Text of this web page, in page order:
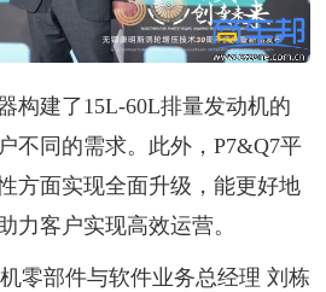
构建了15L-60L排量发动机的
不同的需求。此外，P7&Q7平
方面实现全面升级，能更好地
力客户实现高效运营。
零部件与软件业务总经理 刘栋